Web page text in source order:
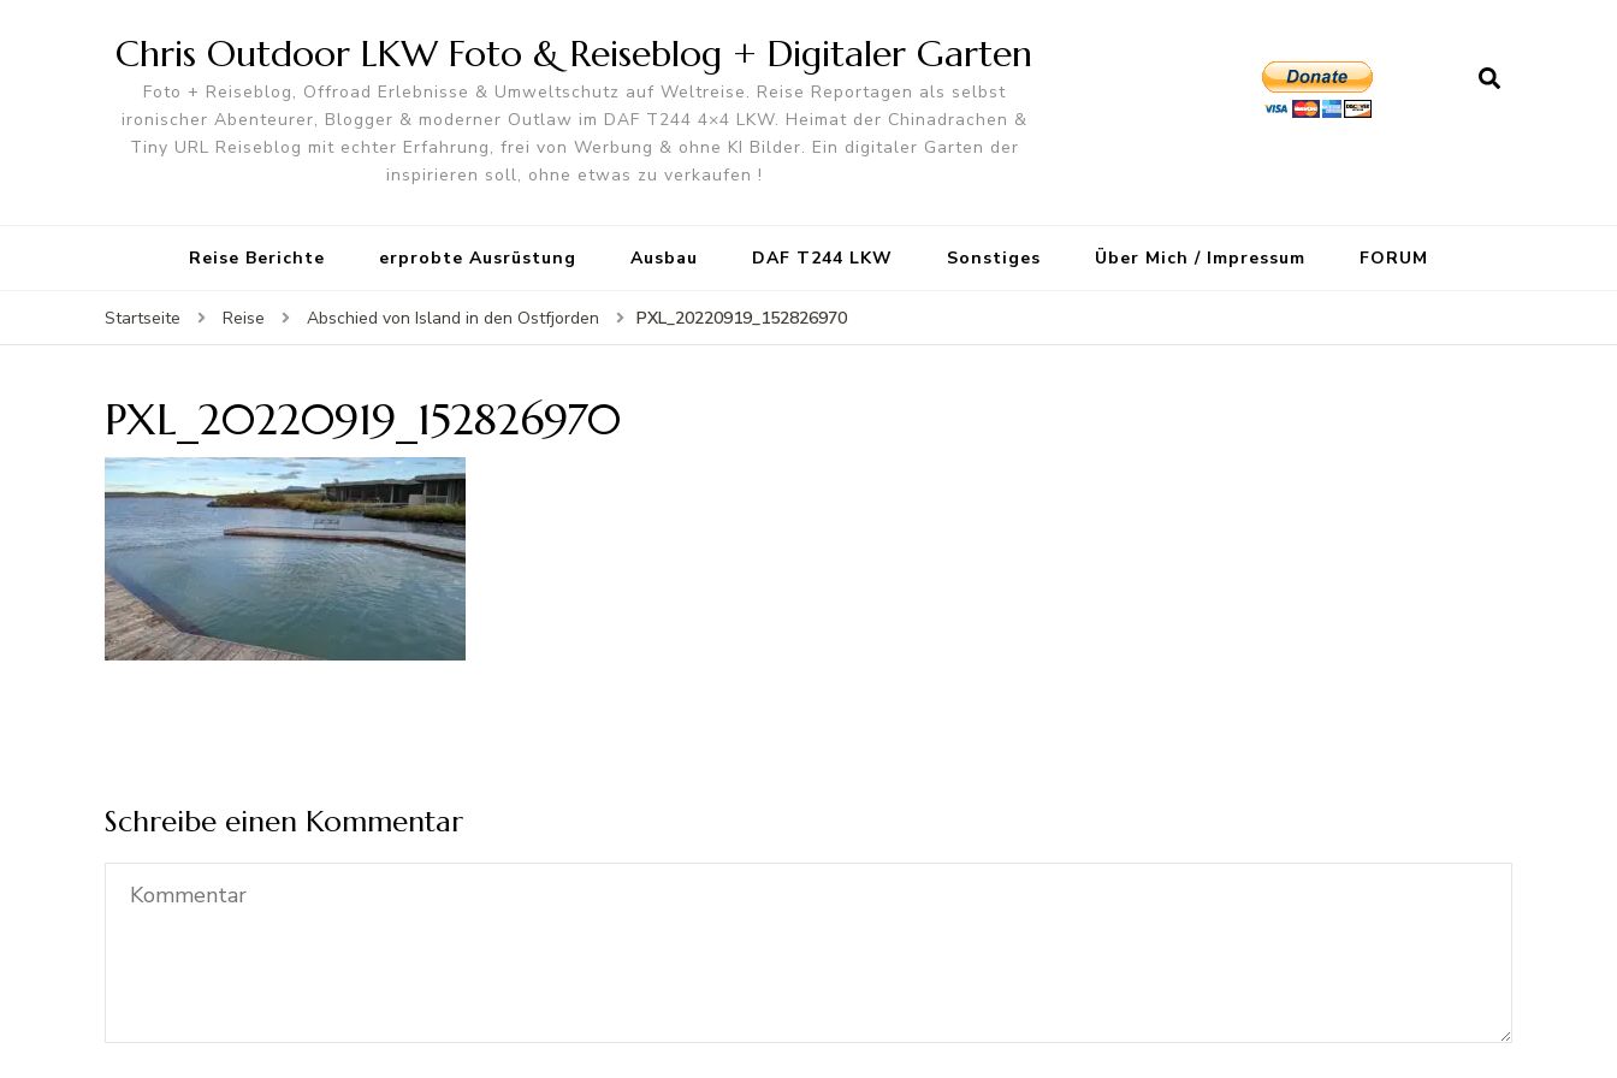
Chris Outdoor LKW Foto & Reiseblog + Digitaler Garten
Foto + Reiseblog, Offroad Erlebnisse & Umweltschutz auf Weltreise. Reise Reportagen als selbst
ironischer Abenteurer, Blogger & moderner Outlaw im DAF T244 4×4 LKW. Heimat der Chinadrachen &
Tiny URL Reiseblog mit echter Erfahrung, frei von Werbung & ohne KI Bilder. Ein digitaler Garten der
inspirieren soll, ohne etwas zu verkaufen !
Reise Berichte erprobte Ausrüstung Ausbau DAF T244 LKW Sonstiges Über Mich / Impressum FORUM
Startseite Reise Abschied von Island in den Ostfjorden PXL_20220919_152826970
PXL_20220919_152826970
Schreibe einen Kommentar